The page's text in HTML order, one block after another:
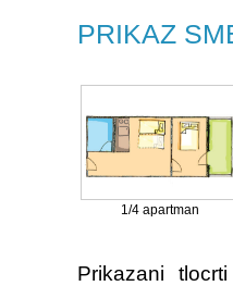
PRIKAZ
1/4 apartman
Prikazani